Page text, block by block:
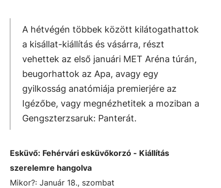
A hétvégén többek között kilátogathattok
a kisállat-kiállítás és vásárra, részt
vehettek az első januári MET Aréna túrán,
beugorhattok az Apa, avagy egy
gyilkosság anatómiája premierjére az
Igézőbe, vagy megnézhetitek a moziban a
Gengszterzsaruk: Panterát.
Esküvő: Fehérvári esküvőkorzó - Kiállítás
szerelemre hangolva
Mikor?: Január 18., szombat